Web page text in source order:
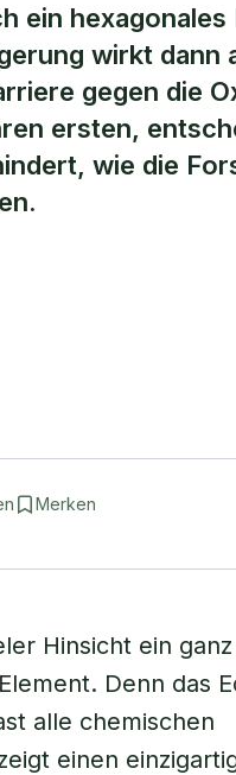
ein hexagonales
wirkt dann
gegen die
ersten,
wie die
Merken
Hinsicht ein ganz
Denn das
alle chemischen
einen